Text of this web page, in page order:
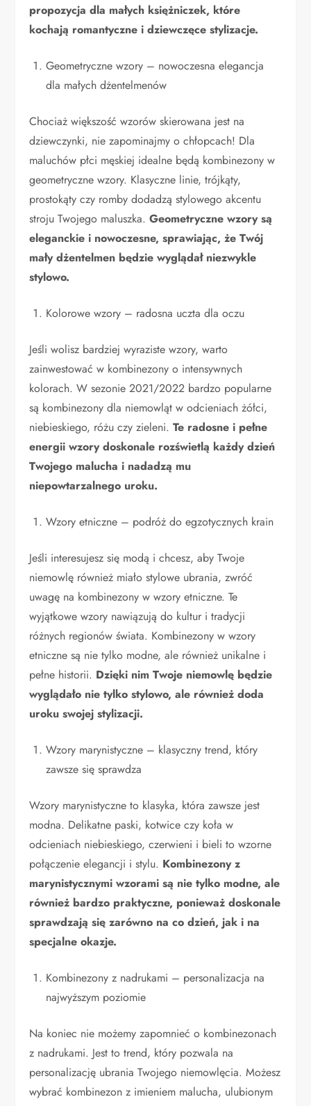
propozycja dla małych księżniczek, które
kochają romantyczne i dziewczęce stylizacje.
Geometryczne wzory – nowoczesna elegancja
dla małych dżentelmenów
Chociaż większość wzorów skierowana jest na
dziewczynki, nie zapominajmy o chłopcach! Dla
maluchów płci męskiej idealne będą kombinezony w
geometryczne wzory. Klasyczne linie, trójkąty,
prostokąty czy romby dodadzą stylowego akcentu
stroju Twojego maluszka.Geometryczne wzory są
eleganckie i nowoczesne, sprawiając, że Twój
mały dżentelmen będzie wyglądał niezwykle
stylowo.
Kolorowe wzory – radosna uczta dla oczu
Jeśli wolisz bardziej wyraziste wzory, warto
zainwestować w kombinezony o intensywnych
kolorach. W sezonie 2021/2022 bardzo popularne
są kombinezony dla niemowląt w odcieniach żółci,
niebieskiego, różu czy zieleni.Te radosne i pełne
energii wzory doskonale rozświetlą każdy dzień
Twojego malucha i nadadzą mu
niepowtarzalnego uroku.
Wzory etniczne – podróż do egzotycznych krain
Jeśli interesujesz się modą i chcesz, aby Twoje
niemowlę również miało stylowe ubrania, zwróć
uwagę na kombinezony w wzory etniczne. Te
wyjątkowe wzory nawiązują do kultur i tradycji
różnych regionów świata. Kombinezony w wzory
etniczne są nie tylko modne, ale również unikalne i
pełne historii. Dzięki nim Twoje niemowlę będzie
wyglądało nie tylko stylowo, ale również doda
uroku swojej stylizacji.
Wzory marynistyczne – klasyczny trend, który
zawsze się sprawdza
Wzory marynistyczne to klasyka, która zawsze jest
modna. Delikatne paski, kotwice czy koła w
odcieniach niebieskiego, czerwieni i bieli to wzorne
połączenie elegancji i stylu. Kombinezony z
marynistycznymi wzorami są nie tylko modne, ale
również bardzo praktyczne, ponieważ doskonale
sprawdzają się zarówno na co dzień, jak i na
specjalne okazje.
Kombinezony z nadrukami – personalizacja na
najwyższym poziomie
Na koniec nie możemy zapomnieć o kombinezonach
z nadrukami. Jest to trend, który pozwala na
personalizację ubrania Twojego niemowlęcia. Możesz
wybrać kombinezon z imieniem malucha, ulubionym